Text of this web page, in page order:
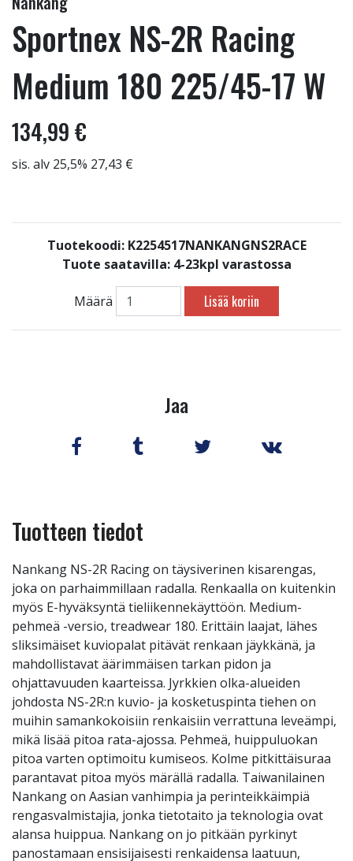
Sportnex NS-2R Racing
Medium 180 225/45-17 W
134,99 €
sis. alv 25,5% 27,43 €
Tuotekoodi: K2254517NANKANGNS2RACE
Tuote saatavilla: 4-23kpl varastossa
Määrä Lisää koriin
Jaa
Tuotteen tiedot
Nankang NS-2R Racing on täysiverinen kisarengas,
joka on parhaimmillaan radalla. Renkaalla on kuitenkin
myös E-hyväksyntä tieliikennekäyttöön. Medium-
pehmeä -versio, treadwear 180. Erittäin laajat, lähes
sliksimäiset kuviopalat pitävät renkaan jäykkänä, ja
mahdollistavat äärimmäisen tarkan pidon ja
ohjattavuuden kaarteissa. Jyrkkien olka-alueiden
johdosta NS-2R:n kuvio- ja kosketuspinta tiehen on
muihin samankokoisiin renkaisiin verrattuna leveämpi,
mikä lisää pitoa rata-ajossa. Pehmeä, huippuluokan
pitoa varten optimoitu kumiseos. Kolme pitkittäisuraa
parantavat pitoa myös märällä radalla. Taiwanilainen
Nankang on Aasian vanhimpia ja perinteikkäimpiä
rengasvalmistajia, jonka tietotaito ja teknologia ovat
alansa huippua. Nankang on jo pitkään pyrkinyt
panostamaan ensisijaisesti renkaidensa laatuun,